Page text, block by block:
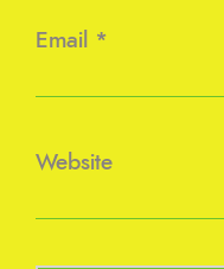
Email *
Website